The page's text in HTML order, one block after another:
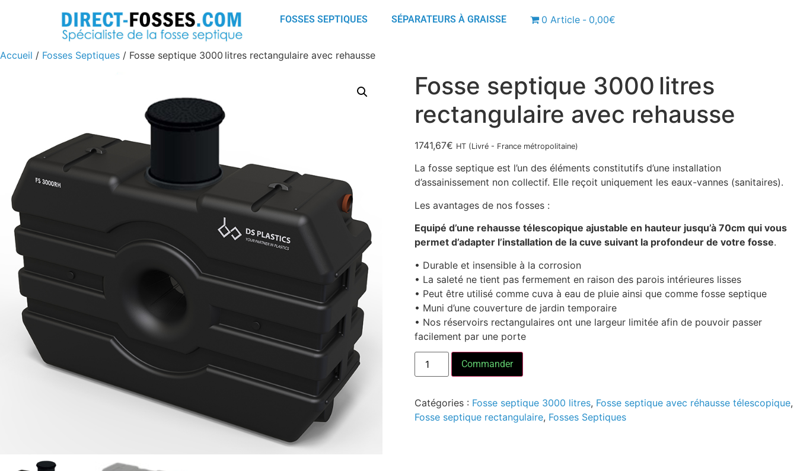
FOSSES SEPTIQUES SÉPARATEURS À GRAISSE 0 Article 0,00€
Accueil / Fosses Septiques / Fosse septique 3000 litres rectangulaire avec rehausse
Fosse septique 3000 litres
rectangulaire avec rehausse
1741,67€ HT (Livré - France métropolitaine)
La fosse septique est l’un des éléments constitutifs d’une installation
d’assainissement non collectif. Elle reçoit uniquement les eaux-vannes (sanitaires).
Les avantages de nos fosses :
Equipé d’une rehausse télescopique ajustable en hauteur jusqu’à 70cm qui vous
permet d’adapter l’installation de la cuve suivant la profondeur de votre fosse.
• Durable et insensible à la corrosion
• La saleté ne tient pas fermement en raison des parois intérieures lisses
• Peut être utilisé comme cuva à eau de pluie ainsi que comme fosse septique
• Muni d’une couverture de jardin temporaire
• Nos réservoirs rectangulaires ont une largeur limitée afin de pouvoir passer
facilement par une porte
Commander
Catégories : Fosse septique 3000 litres, Fosse septique avec réhausse télescopique,
Fosse septique rectangulaire, Fosses Septiques